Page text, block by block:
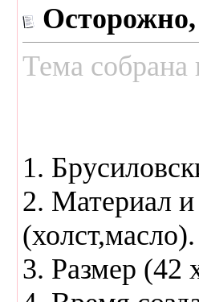
Тема собрана
1.
2. Материал и
(холст,масло).
3. Размер (42